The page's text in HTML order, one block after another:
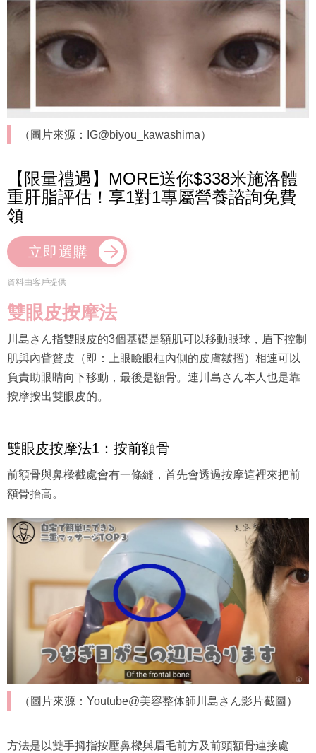
（圖片來源：IG@biyou_kawashima）
【限量禮遇】MORE送你$338米施洛體
重肝脂評估！享1對1專屬營養諮詢免費
領
立即選購
資料由客戶提供
雙眼皮按摩法
川島さん指雙眼皮的3個基礎是額肌可以移動眼球，眉下控制
肌與內眥贅皮（即：上眼瞼眼框內側的皮膚皺摺）相連可以
負責助眼睛向下移動，最後是額骨。連川島さん本人也是靠
按摩按出雙眼皮的。
雙眼皮按摩法1：按前額骨
前額骨與鼻樑截處會有一條縫，首先會透過按摩這裡來把前
額骨抬高。
（圖片來源：Youtube@美容整体師川島さん影片截圖）
方法是以雙手拇指按壓鼻樑與眉毛前方及前頭額骨連接處